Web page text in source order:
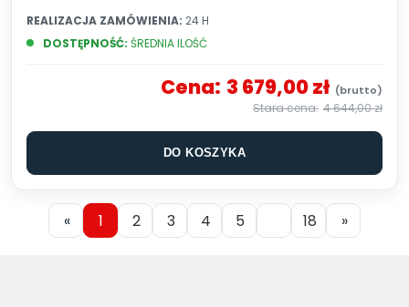
DOSTĘPNOŚĆ: ŚREDNIA ILOŚĆ
REALIZACJA ZAMÓWIENIA: 24 H
Cena: 3 679,00 zł
4 644,00 zł
DO KOSZYKA
« 1 2 3 4 5 18 »